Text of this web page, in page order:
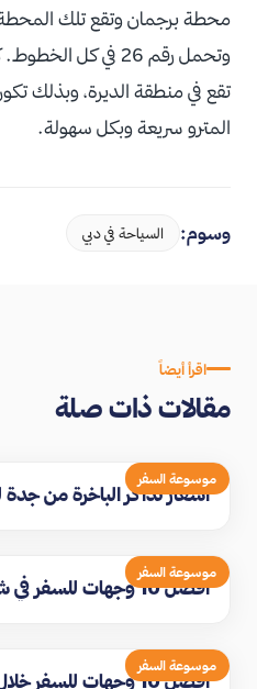
محطة برجمان وتقع تلك
وتحمل رقم 26 في كل
تقع في منطقة الديرة، وبذلك
المترو سريعة وبكل سهولة.
وسوم: السياحة في دبي
اقرأ أيضاً
مقالات ذات صلة
موسوعة السفر
اسعار تذاكر الباخرة من
موسوعة السفر
افضل 10 وجهات للسفر في شهر يوليو
موسوعة السفر
افضل 10 وجهات للسفر خلال شهر مايو